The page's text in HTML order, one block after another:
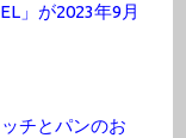
」が2023年9月
チとパンのお